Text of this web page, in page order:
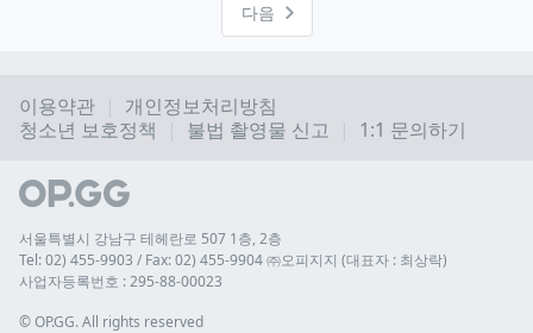
다음
이용약관
개인정보처리방침
청소년 보호정책
불법 촬영물 신고 1:1 문의하기
서울특별시 강남구 테헤란로 507 1층, 2층
Tel: 02) 455-9903 / Fax: 02) 455-9904 ㈜오피지지 (대표자 : 최상락)
사업자등록번호 : 295-88-00023
© OP.GG. All rights reserved